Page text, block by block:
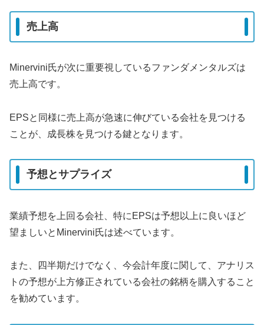
売上高
Minervini氏が次に重要視しているファンダメンタルズは
売上高です。
EPSと同様に売上高が急速に伸びている会社を見つける
ことが、成長株を見つける鍵となります。
予想とサプライズ
業績予想を上回る会社、特にEPSは予想以上に良いほど
望ましいとMinervini氏は述べています。
また、四半期だけでなく、今会計年度に関して、アナリス
トの予想が上方修正されている会社の銘柄を購入すること
を勧めています。